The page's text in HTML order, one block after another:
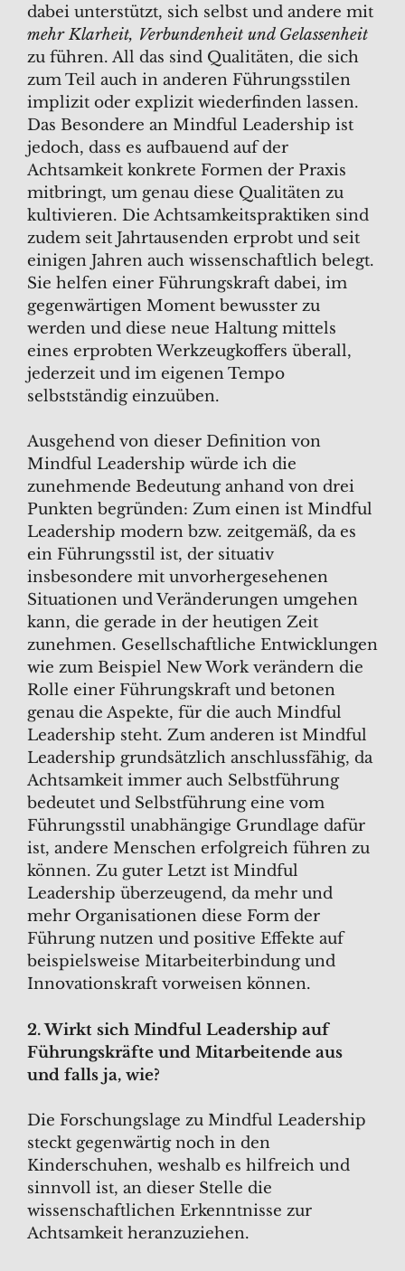
dabei unterstützt, sich selbst und andere mit
mehr Klarheit, Verbundenheit und Gelassenheit
zu führen. All das sind Qualitäten, die sich
zum Teil auch in anderen Führungsstilen
implizit oder explizit wiederfinden lassen.
Das Besondere an Mindful Leadership ist
jedoch, dass es aufbauend auf der
Achtsamkeit konkrete Formen der Praxis
mitbringt, um genau diese Qualitäten zu
kultivieren. Die Achtsamkeitspraktiken sind
zudem seit Jahrtausenden erprobt und seit
einigen Jahren auch wissenschaftlich belegt.
Sie helfen einer Führungskraft dabei, im
gegenwärtigen Moment bewusster zu
werden und diese neue Haltung mittels
eines erprobten Werkzeugkoffers überall,
jederzeit und im eigenen Tempo
selbstständig einzuüben.
Ausgehend von dieser Definition von
Mindful Leadership würde ich die
zunehmende Bedeutung anhand von drei
Punkten begründen: Zum einen ist Mindful
Leadership modern bzw. zeitgemäß, da es
ein Führungsstil ist, der situativ
insbesondere mit unvorhergesehenen
Situationen und Veränderungen umgehen
kann, die gerade in der heutigen Zeit
zunehmen. Gesellschaftliche Entwicklungen
wie zum Beispiel New Work verändern die
Rolle einer Führungskraft und betonen
genau die Aspekte, für die auch Mindful
Leadership steht. Zum anderen ist Mindful
Leadership grundsätzlich anschlussfähig, da
Achtsamkeit immer auch Selbstführung
bedeutet und Selbstführung eine vom
Führungsstil unabhängige Grundlage dafür
ist, andere Menschen erfolgreich führen zu
können. Zu guter Letzt ist Mindful
Leadership überzeugend, da mehr und
mehr Organisationen diese Form der
Führung nutzen und positive Effekte auf
beispielsweise Mitarbeiterbindung und
Innovationskraft vorweisen können.
2. Wirkt sich Mindful Leadership auf
Führungskräfte und Mitarbeitende aus
und falls ja, wie?
Die Forschungslage zu Mindful Leadership
steckt gegenwärtig noch in den
Kinderschuhen, weshalb es hilfreich und
sinnvoll ist, an dieser Stelle die
wissenschaftlichen Erkenntnisse zur
Achtsamkeit heranzuziehen.